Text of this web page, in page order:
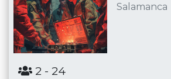
Salamanca
2 - 24